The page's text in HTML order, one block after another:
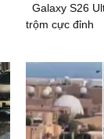
Galaxy S26
trộm cực đỉnh